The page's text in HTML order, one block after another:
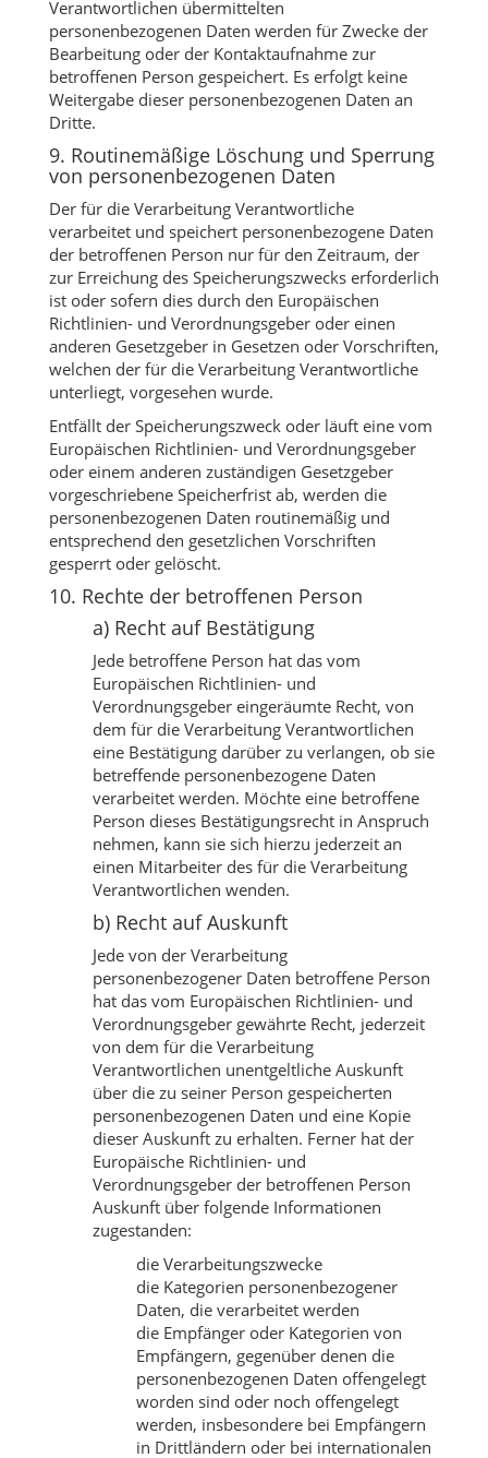
Verantwortlichen übermittelten
personenbezogenen Daten werden für Zwecke der
Bearbeitung oder der Kontaktaufnahme zur
betroffenen Person gespeichert. Es erfolgt keine
Weitergabe dieser personenbezogenen Daten an
Dritte.
9. Routinemäßige Löschung und Sperrung
von personenbezogenen Daten
Der für die Verarbeitung Verantwortliche
verarbeitet und speichert personenbezogene Daten
der betroffenen Person nur für den Zeitraum, der
zur Erreichung des Speicherungszwecks erforderlich
ist oder sofern dies durch den Europäischen
Richtlinien- und Verordnungsgeber oder einen
anderen Gesetzgeber in Gesetzen oder Vorschriften,
welchen der für die Verarbeitung Verantwortliche
unterliegt, vorgesehen wurde.
Entfällt der Speicherungszweck oder läuft eine vom
Europäischen Richtlinien- und Verordnungsgeber
oder einem anderen zuständigen Gesetzgeber
vorgeschriebene Speicherfrist ab, werden die
personenbezogenen Daten routinemäßig und
entsprechend den gesetzlichen Vorschriften
gesperrt oder gelöscht.
10. Rechte der betroffenen Person
a) Recht auf Bestätigung
Jede betroffene Person hat das vom
Europäischen Richtlinien- und
Verordnungsgeber eingeräumte Recht, von
dem für die Verarbeitung Verantwortlichen
eine Bestätigung darüber zu verlangen, ob sie
betreffende personenbezogene Daten
verarbeitet werden. Möchte eine betroffene
Person dieses Bestätigungsrecht in Anspruch
nehmen, kann sie sich hierzu jederzeit an
einen Mitarbeiter des für die Verarbeitung
Verantwortlichen wenden.
b) Recht auf Auskunft
Jede von der Verarbeitung
personenbezogener Daten betroffene Person
hat das vom Europäischen Richtlinien- und
Verordnungsgeber gewährte Recht, jederzeit
von dem für die Verarbeitung
Verantwortlichen unentgeltliche Auskunft
über die zu seiner Person gespeicherten
personenbezogenen Daten und eine Kopie
dieser Auskunft zu erhalten. Ferner hat der
Europäische Richtlinien- und
Verordnungsgeber der betroffenen Person
Auskunft über folgende Informationen
zugestanden:
die Verarbeitungszwecke
die Kategorien personenbezogener
Daten, die verarbeitet werden
die Empfänger oder Kategorien von
Empfängern, gegenüber denen die
personenbezogenen Daten offengelegt
worden sind oder noch offengelegt
werden, insbesondere bei Empfängern
in Drittländern oder bei internationalen